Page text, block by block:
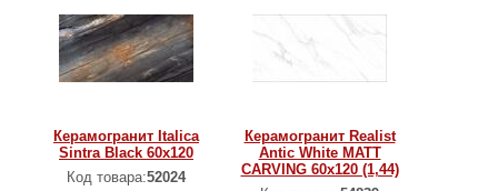
Керамогранит Italica
Sintra Black 60x120
Код товара:52024
Керамогранит Realist
Antic White MATT
CARVING 60x120 (1,44)